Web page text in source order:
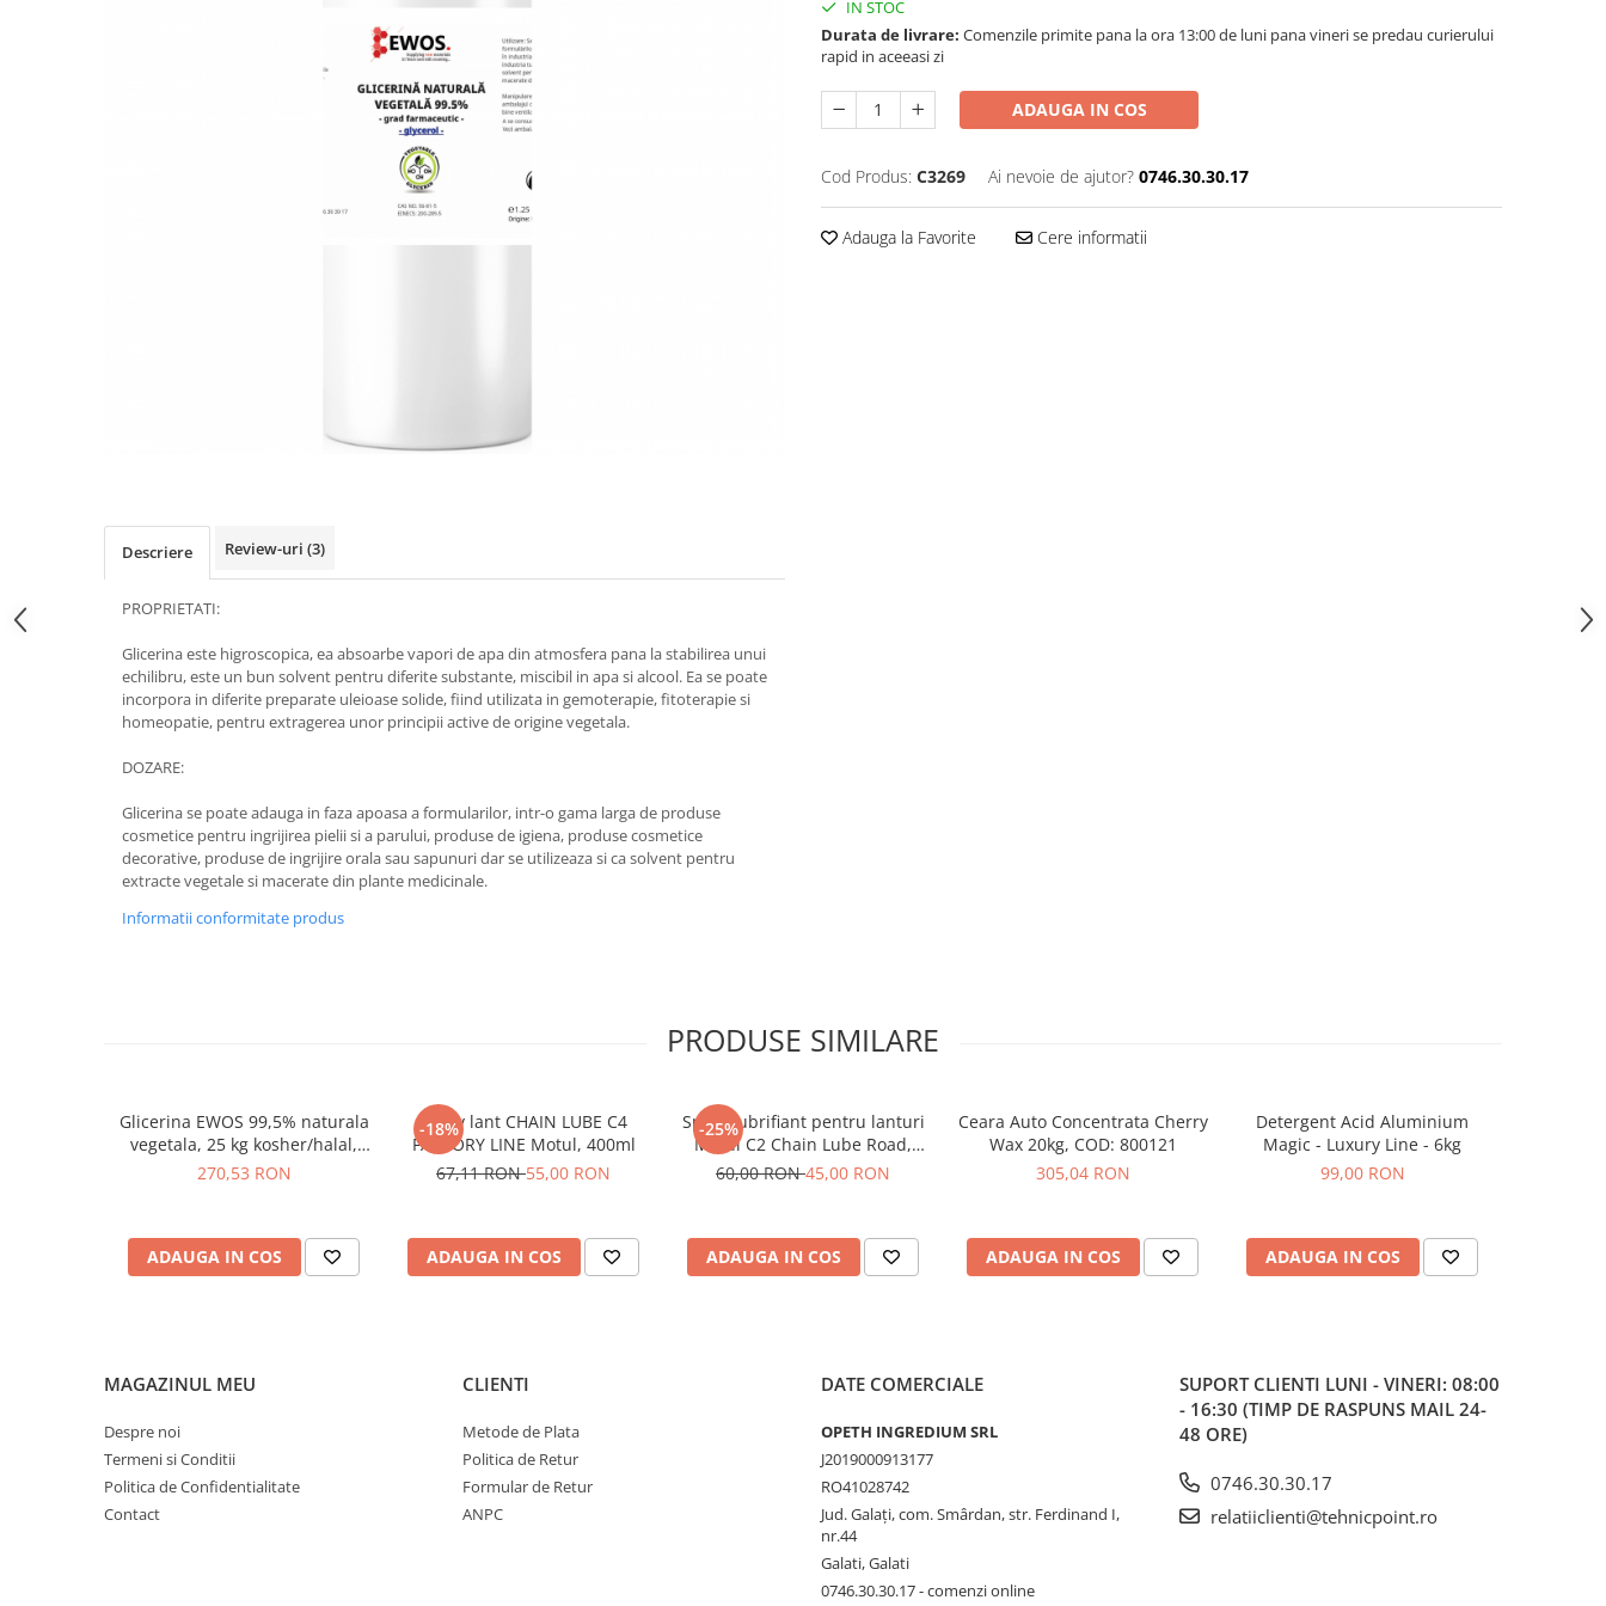
IN STOC
Durata de livrare: Comenzile primite pana la ora 13:00 de luni pana vineri se predau curierului
rapid in aceeasi zi
ADAUGA IN COS
Cod Produs: C3269 Ai nevoie de ajutor? 0746.30.30.17
Adauga la Favorite Cere informatii
Descriere Review-uri (3)
PROPRIETATI:
Glicerina este higroscopica, ea absoarbe vapori de apa din atmosfera pana la stabilirea unui
echilibru, este un bun solvent pentru diferite substante, miscibil in apa si alcool. Ea se poate
incorpora in diferite preparate uleioase solide, fiind utilizata in gemoterapie, fitoterapie si
homeopatie, pentru extragerea unor principii active de origine vegetala.
DOZARE:
Glicerina se poate adauga in faza apoasa a formularilor, intr-o gama larga de produse
cosmetice pentru ingrijirea pielii si a parului, produse de igiena, produse cosmetice
decorative, produse de ingrijire orala sau sapunuri dar se utilizeaza si ca solvent pentru
extracte vegetale si macerate din plante medicinale.
Informatii conformitate produs
PRODUSE SIMILARE
Glicerina EWOS 99,5% naturala
vegetala, 25 kg kosher/halal,
grad farmaceutic
270,53 RON
ADAUGA IN COS
-18%
Spray lant CHAIN LUBE C4
FACTORY LINE Motul, 400ml
67,11 RON55,00 RON
ADAUGA IN COS
-25%
Spray lubrifiant pentru lanturi
Motul C2 Chain Lube Road,
400ml
60,00 RON45,00 RON
ADAUGA IN COS
Ceara Auto Concentrata Cherry
Wax 20kg, COD: 800121
305,04 RON
ADAUGA IN COS
Detergent Acid Aluminium
Magic - Luxury Line - 6kg
99,00 RON
ADAUGA IN COS
MAGAZINUL MEU
Despre noi
Termeni si Conditii
Politica de Confidentialitate
Contact
CLIENTI
Metode de Plata
Politica de Retur
Formular de Retur
ANPC
DATE COMERCIALE
OPETH INGREDIUM SRL
J2019000913177
RO41028742
Jud. Galaţi, com. Smârdan, str. Ferdinand I,
nr.44
Galati, Galati
0746.30.30.17 - comenzi online
SUPORT CLIENTI LUNI - VINERI: 08:00
- 16:30 (TIMP DE RASPUNS MAIL 24-
48 ORE)
0746.30.30.17
relatiiclienti@tehnicpoint.ro